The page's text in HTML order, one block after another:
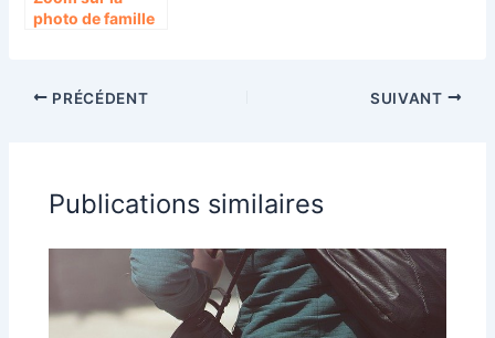
photo de famille
PRÉCÉDENT SUIVANT
Publications similaires